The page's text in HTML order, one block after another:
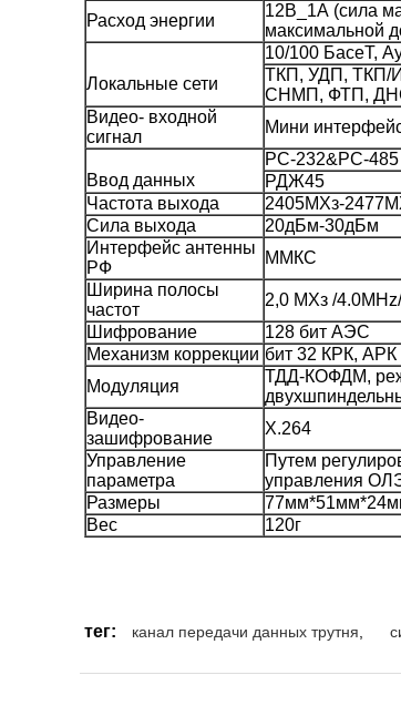
Расход энергии
12В_1А (сила
максимальной
Локальные сети
10/100 БасеТ,
ТКП, УДП,
СНМП, ФТП,
Видео- входной
сигнал
Мини
Ввод данных
РС-232&РС-485
РДЖ45
Частота выхода
2405МХз-
Сила выхода
20дБм-30дБм
Интерфейс антенны
РФ
ММКС
Ширина полосы
частот
2,0 МХз /
Шифрование
128 бит АЭС
Механизм коррекции бит 32 КРК, АРК
Модуляция
ТДД-КОФДМ,
Видео-
зашифрование
Х.264
Управление
параметра
Путем
управления
Размеры
Вес
120г
тег: канал передачи данных трутня